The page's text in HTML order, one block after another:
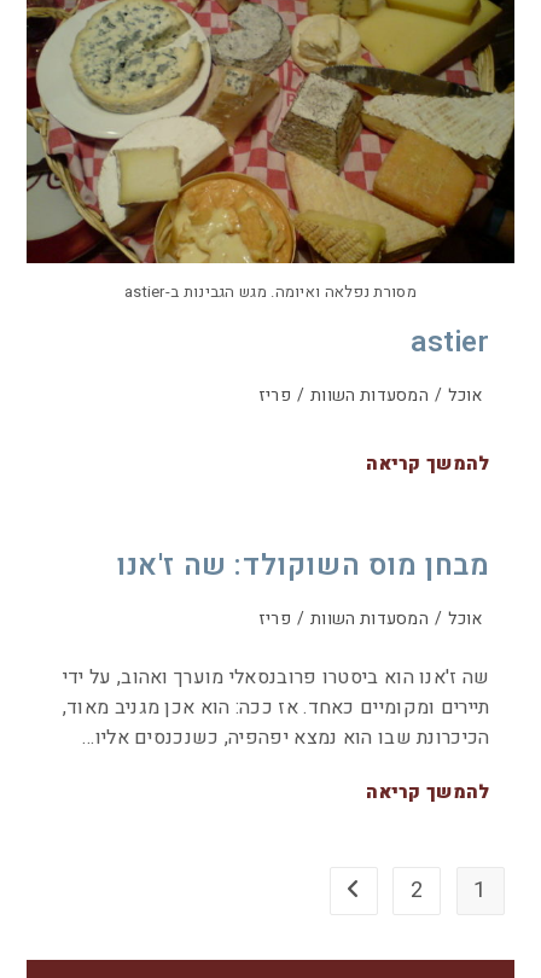
מסורת נפלאה ואיומה. מגש הגבינות ב-astier
astier
אוכל / המסעדות השוות / פריז
להמשך קריאה
מבחן מוס השוקולד: שה ז'אנו
אוכל / המסעדות השוות / פריז
שה ז'אנו הוא ביסטרו פרובנסאלי מוערך ואהוב, על ידי
תיירים ומקומיים כאחד. אז ככה: הוא אכן מגניב מאוד,
הכיכרונת שבו הוא נמצא יפהפיה, כשנכנסים אליו…
להמשך קריאה
1
2